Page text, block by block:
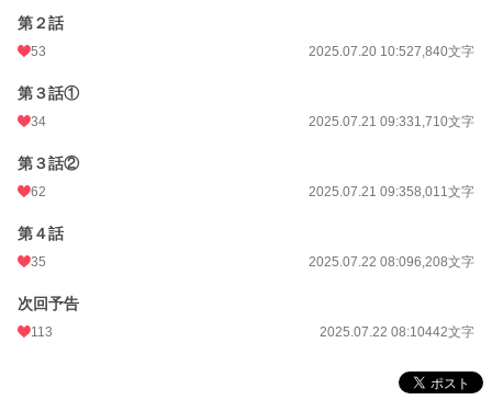
第２話
53 2025.07.20 10:527,840文字
第３話①
34 2025.07.21 09:331,710文字
第３話②
62 2025.07.21 09:358,011文字
第４話
35 2025.07.22 08:096,208文字
次回予告
113 2025.07.22 08:10442文字